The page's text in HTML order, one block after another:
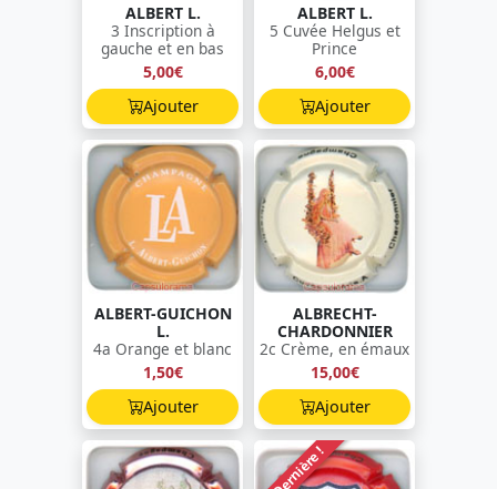
ALBERT L.
3 Inscription à
gauche et en bas
5,00€
Ajouter
ALBERT L.
5 Cuvée Helgus et
Prince
6,00€
Ajouter
ALBERT-GUICHON
L.
4a Orange et blanc
1,50€
Ajouter
ALBRECHT-
CHARDONNIER
2c Crème, en émaux
15,00€
Ajouter
Dernière !